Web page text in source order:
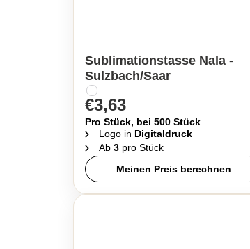
Sublimationstasse Nala -
Sulzbach/Saar
€3,63
Pro Stück, bei 500 Stück
Logo in Digitaldruck
Ab 3 pro Stück
Meinen Preis berechnen